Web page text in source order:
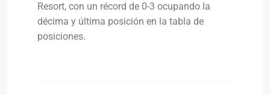
Resort, con un récord de 0-3 ocupando la
décima y última posición en la tabla de
posiciones.